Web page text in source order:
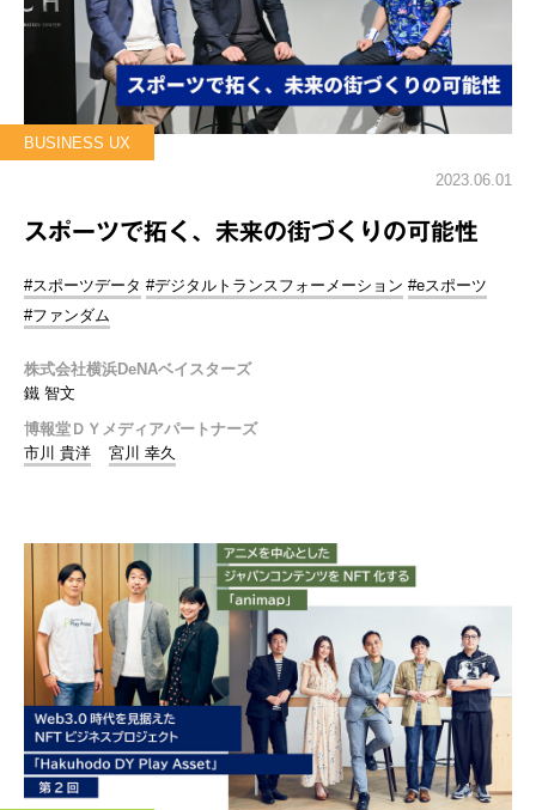
BUSINESS UX
2023.06.01
スポーツで拓く、未来の街づくりの可能性
#スポーツデータ #デジタルトランスフォーメーション #eスポーツ
#ファンダム
株式会社横浜DeNAベイスターズ
鐵 智文
博報堂ＤＹメディアパートナーズ
市川 貴洋
宮川 幸久